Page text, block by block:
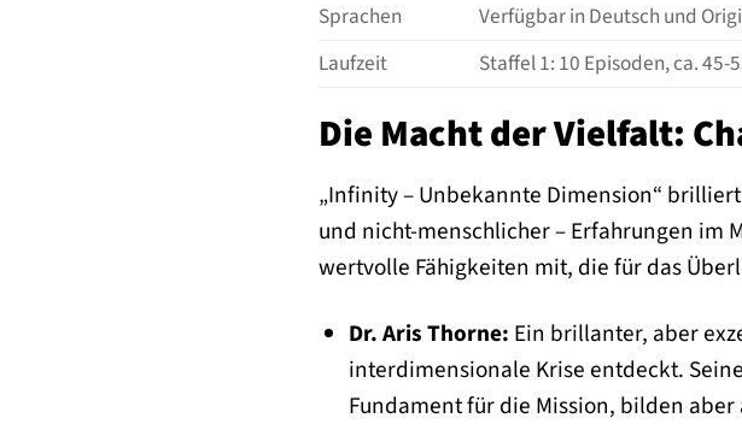
Sprachen
Verfügbar in Deutsch und
Laufzeit
Staffel 1: 10 Episoden, ca.
Die Macht der Vielfalt:
„Infinity – Unbekannte Dimension“
und nicht-menschlicher – Erfahrungen im
wertvolle Fähigkeiten mit, die für das
Dr. Aris Thorne: Ein brillanter, aber
interdimensionale Krise entdeckt.
Fundament für die Mission, bilden